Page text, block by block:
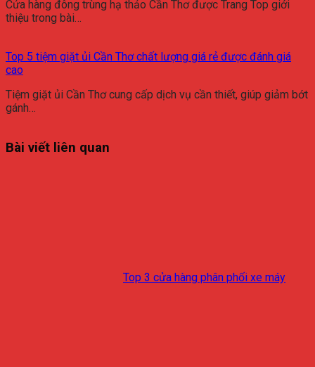
Cửa hàng đông trùng hạ thảo Cần Thơ được Trang Top giới
thiệu trong bài…
Top 5 tiệm giặt ủi Cần Thơ chất lượng giá rẻ được đánh giá
cao
Tiệm giặt ủi Cần Thơ cung cấp dịch vụ cần thiết, giúp giảm bớt
gánh…
Bài viết liên quan
Top 3 cửa hàng phân phối xe máy